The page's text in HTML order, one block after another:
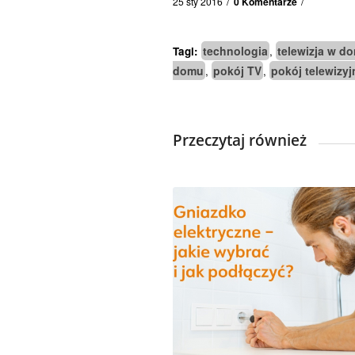
Tagi: technologia , telewizja w
domu , pokój TV, pokój
Przeczytaj również